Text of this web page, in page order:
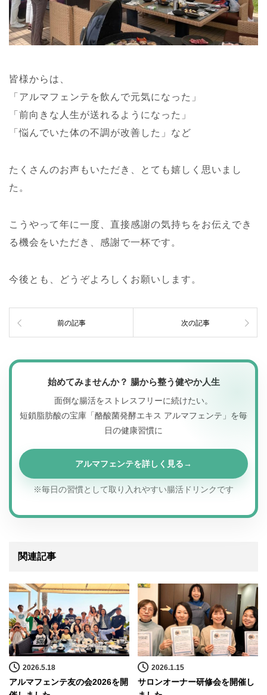
皆様からは、
「アルマフェンテを飲んで元気になった」
「前向きな人生が送れるようになった」
「悩んでいた体の不調が改善した」など
たくさんのお声もいただき、とても嬉しく思いまし
た。
こうやって年に一度、直接感謝の気持ちをお伝えでき
る機会をいただき、感謝で一杯です。
今後とも、どうぞよろしくお願いします。
前の記事 次の記事
始めてみませんか？ 腸から整う健やか人生
面倒な腸活をストレスフリーに続けたい。
短鎖脂肪酸の宝庫「酪酸菌発酵エキス アルマフェンテ」を毎
日の健康習慣に
アルマフェンテを詳しく見る
※毎日の習慣として取り入れやすい腸活ドリンクです
関連記事
2026.5.18
アルマフェンテ友の会2026を開
2026.1.15
サロンオーナー研修会を開催し